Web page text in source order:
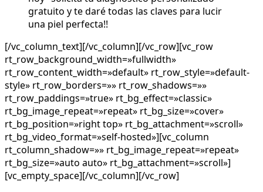
gratuito y te daré todas las claves para lucir
una piel perfecta!!
[/vc_column_text][/vc_column][/vc_row][vc_row
rt_row_background_width=»fullwidth»
rt_row_content_width=»default» rt_row_style=»default-
style» rt_row_borders=»» rt_row_shadows=»»
rt_row_paddings=»true» rt_bg_effect=»classic»
rt_bg_image_repeat=»repeat» rt_bg_size=»cover»
rt_bg_position=»right top» rt_bg_attachment=»scroll»
rt_bg_video_format=»self-hosted»][vc_column
rt_column_shadow=»» rt_bg_image_repeat=»repeat»
rt_bg_size=»auto auto» rt_bg_attachment=»scroll»]
[vc_empty_space][/vc_column][/vc_row]